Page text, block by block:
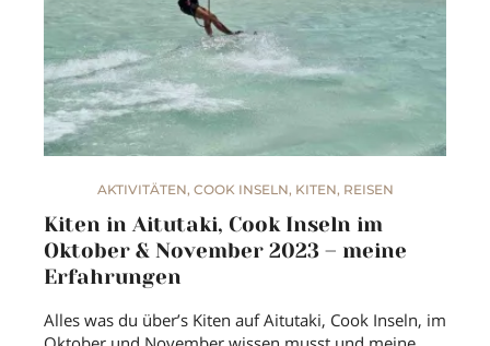
AKTIVITÄTEN, COOK INSELN, KITEN, REISEN
Kiten in Aitutaki, Cook Inseln im
Oktober & November 2023 – meine
Erfahrungen
Alles was du über’s Kiten auf Aitutaki, Cook Inseln, im